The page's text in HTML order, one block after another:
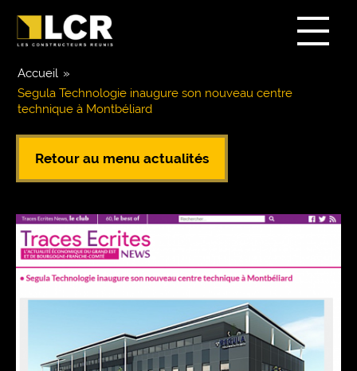
Accueil »
Segula Technologie inaugure son nouveau centre
technique à Montbéliard
Retour au menu actualités